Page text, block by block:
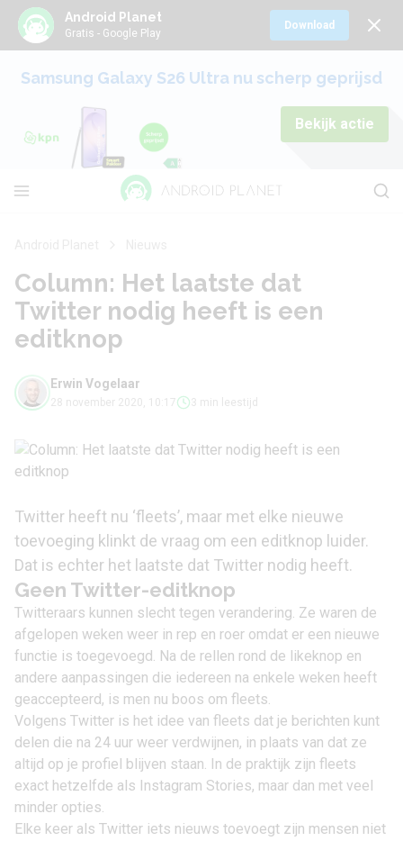
Android Planet
Gratis - Google Play
Download
Samsung Galaxy S26 Ultra nu scherp geprijsd
Bekijk actie
Column: Het laatste dat
Twitter nodig heeft is een
editknop
Erwin Vogelaar
28 november 2020, 10:17 3 min leestijd
Twitter heeft nu ‘fleets’, maar met elke nieuwe
toevoeging klinkt de vraag om een editknop luider.
Dat is echter het laatste dat Twitter nodig heeft.
Geen Twitter-editknop
Twitteraars kunnen slecht tegen verandering. Ze waren de
afgelopen weken weer in rep en roer omdat er een nieuwe
functie is toegevoegd. Na de rellen rond de likeknop en
andere aanpassingen die iedereen na enkele weken heeft
geaccepteerd, is men nu boos om fleets.
Volgens Twitter is het idee van fleets dat je berichten kunt
delen die na 24 uur weer verdwijnen, in plaats van dat ze
altijd op je profiel blijven staan. In de praktijk zijn fleets
exact hetzelfde als Instagram Stories, maar dan met veel
minder opties.
Elke keer als Twitter iets nieuws toevoegt zijn mensen niet